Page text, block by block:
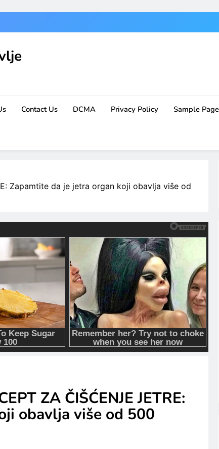
Contact Us DCMA Privacy Policy Sample Page
Zapamtite da je jetra organ koji obavlja više od
ZA ČIŠĆENJE JETRE:
obavlja više od 500